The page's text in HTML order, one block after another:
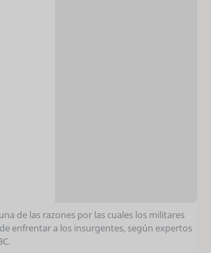
de las razones por las cuales los militares
enfrentar a los insurgentes, según expertos